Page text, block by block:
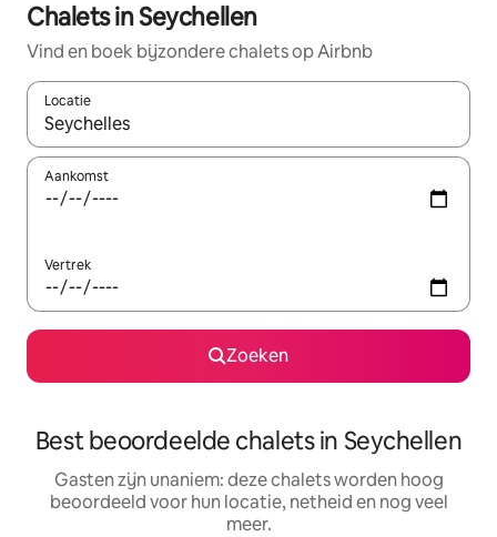
Chalets in Seychellen
Vind en boek bijzondere chalets op Airbnb
Locatie
Wanneer er resultaten beschikbaar zijn, maak je een keuze
Aankomst
Vertrek
Zoeken
Best beoordeelde chalets in Seychellen
Gasten zijn unaniem: deze chalets worden hoog
beoordeeld voor hun locatie, netheid en nog veel
meer.